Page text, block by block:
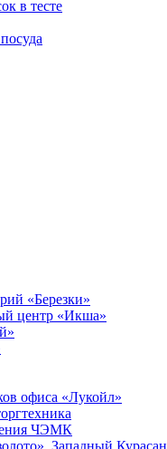
в тесте
«Березки»
центр «Икша»
офиса «Лукойл»
ЧЭМК
Западный Курасан